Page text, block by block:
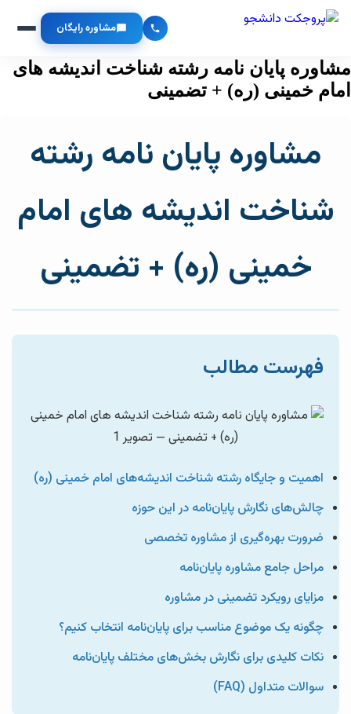
مشاوره رایگان
مشاوره پایان نامه رشته شناخت اندیشه های
امام خمینی (ره) + تضمینی
مشاوره پایان نامه رشته
شناخت اندیشه های امام
خمینی (ره) + تضمینی
فهرست مطالب
اهمیت و جایگاه رشته شناخت اندیشه‌های امام خمینی (ره)
چالش‌های نگارش پایان‌نامه در این حوزه
ضرورت بهره‌گیری از مشاوره تخصصی
مراحل جامع مشاوره پایان‌نامه
مزایای رویکرد تضمینی در مشاوره
چگونه یک موضوع مناسب برای پایان‌نامه انتخاب کنیم؟
نکات کلیدی برای نگارش بخش‌های مختلف پایان‌نامه
سوالات متداول (FAQ)